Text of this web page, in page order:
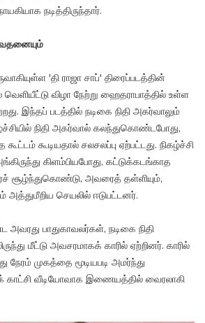
நடித்திருந்தார்.
'தி ராஜா சாப்' திரைப்படத்தின்
விழா நேற்று ஹைதராபாத்தில் உள்ள
இந்தப் படத்தில் நடிகை நிதி அகர்வாலும்
நிதி அகர்வால் கலந்துகொண்டபோது,
கூடியதால் சலசலப்பு ஏற்பட்டது. நிகழ்ச்சி
கிளம்பியபோது, கட்டுக்கடங்காத
சூழ்ந்துகொண்டு, அவரைத் தள்ளியும்,
அத்துமீறிய செயலில் ஈடுபட்டனர்.
பாதுகாவலர்கள், நடிகை நிதி
மீட்டு அவசரமாகக் காரில் ஏற்றினர். காரில்
நேரம் முகத்தை மூடியபடி அமர்ந்து
வீடியோவாக இணையத்தில் வைரலாகி